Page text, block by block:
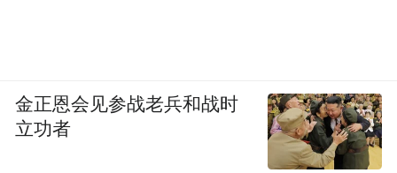
金正恩会见参战老兵和战时
立功者